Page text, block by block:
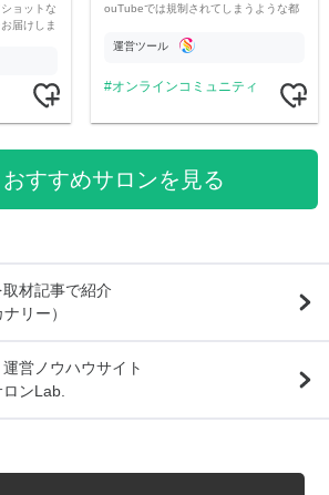
ョットな
届けしま
ouTubeでは規制されてしまうような都
公開。
運営ツール
オンラインコミュニティ
すすめサロンを見る
材記事で紹介
リー）
営ノウハウサイト
ンLab.